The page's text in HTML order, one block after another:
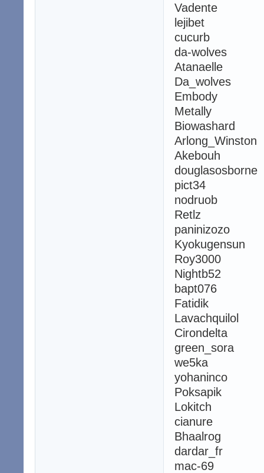
Vadente
lejibet
cucurb
da-wolves
Atanaelle
Da_wolves
Embody
Metally
Biowashard
Arlong_Winston
Akebouh
douglasosborne
pict34
nodruob
Retlz
paninizozo
Kyokugensun
Roy3000
Nightb52
bapt076
Fatidik
Lavachquilol
Cirondelta
green_sora
we5ka
yohaninco
Poksapik
Lokitch
cianure
Bhaalrog
dardar_fr
mac-69